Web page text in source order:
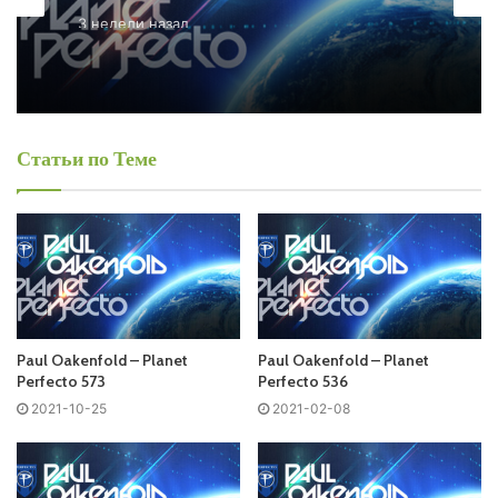
Ближайший эфир:
Запись выпусков
Слушай и добавляй плейлист VK:
Tracklist:
No playlist
3 недели назад
Paul Oakenfold – Planet Perfecto 820
Статьи по Теме
Paul Oakenfold – Planet
Perfecto 573
2021-10-25
Paul Oakenfold – Planet
Perfecto 536
2021-02-08